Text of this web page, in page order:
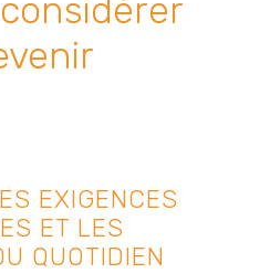
EXIGENCES
ET LES
QUOTIDIEN